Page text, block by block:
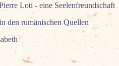
Loti - eine Seelenfreundschaft
den rumänischen Quellen